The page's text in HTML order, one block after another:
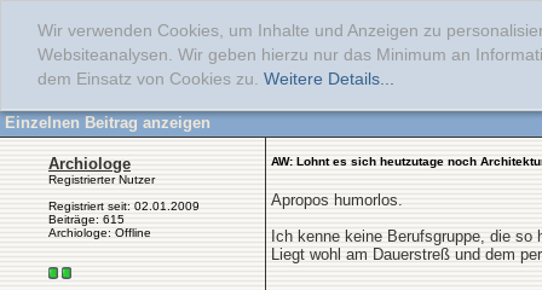
Wir verwenden Cookies, um Inhalte und Anzeigen zu
Websiteanalysen. Wir geben hierzu nur das Minimum an
dem Einsatz von Cookies zu. Weitere Details...
Einzelnen Beitrag anzeigen
Archiologe
Registrierter Nutzer
Registriert seit: 02.01.2009
Beiträge: 615
Archiologe: Offline
AW: Lohnt es sich heutzutage noch
Apropos humorlos.
Ich kenne keine Berufsgruppe, die
Liegt wohl am Dauerstreß und dem